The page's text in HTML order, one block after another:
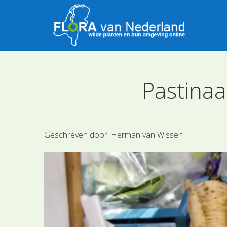
Geschreven door: Herman van Wissen